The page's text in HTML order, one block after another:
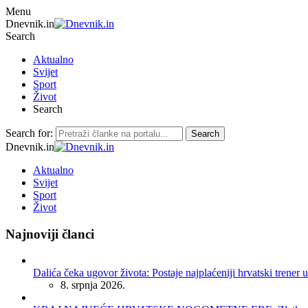
Menu
Dnevnik.in
Search
Aktualno
Svijet
Sport
Život
Search
Search for: Search
Dnevnik.in
Aktualno
Svijet
Sport
Život
Najnoviji članci
Dalića čeka ugovor života: Postaje najplaćeniji hrvatski trener
8. srpnja 2026.